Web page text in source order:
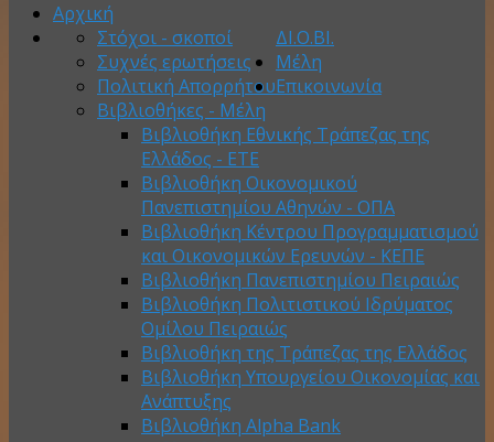
Αρχική
ΔΙ.Ο.ΒΙ.
Στόχοι - σκοποί
Συχνές ερωτήσεις
Πολιτική Απορρήτου
Μέλη
Βιβλιοθήκες - Μέλη
Βιβλιοθήκη Εθνικής Τράπεζας της
Ελλάδος - ΕΤΕ
Βιβλιοθήκη Οικονομικού
Πανεπιστημίου Αθηνών - ΟΠΑ
Βιβλιοθήκη Κέντρου Προγραμματισμού
και Οικονομικών Ερευνών - ΚΕΠΕ
Βιβλιοθήκη Πανεπιστημίου Πειραιώς
Βιβλιοθήκη Πολιτιστικού Ιδρύματος
Ομίλου Πειραιώς
Βιβλιοθήκη της Τράπεζας της Ελλάδος
Βιβλιοθήκη Υπουργείου Οικονομίας και
Ανάπτυξης
Βιβλιοθήκη Alpha Bank
Επικοινωνία